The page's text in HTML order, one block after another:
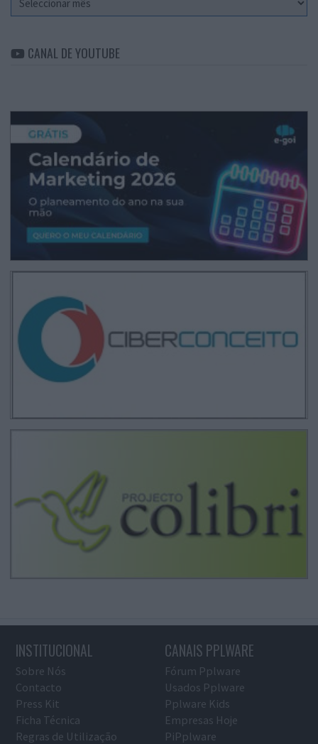
CANAL DE YOUTUBE
INSTITUCIONAL
Sobre Nós
Contacto
Press Kit
Ficha Técnica
Regras de Utilização
CANAIS PPLWARE
Fórum Pplware
Usados Pplware
Pplware Kids
Empresas Hoje
PiPplware